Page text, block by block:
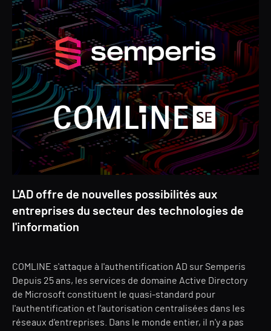
L'AD offre de nouvelles possibilités aux
entreprises du secteur des technologies de
l'information
COMLINE s'attaque à l'authentification AD sur Semperis
Depuis 25 ans, les services de domaine Active Directory
de Microsoft constituent le quasi-standard pour
l'authentification et l'autorisation centralisées dans les
réseaux d'entreprises. Dans le monde entier, il n'y a pas